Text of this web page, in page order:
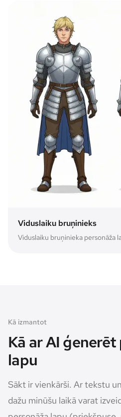
Viduslaiku bruņinieks
Viduslaiku bruņinieka personāža
Kā izmantot
Kā ar AI
lapu
Sākt ir vienkārši. Ar tekstu
dažu minūšu laikā varat